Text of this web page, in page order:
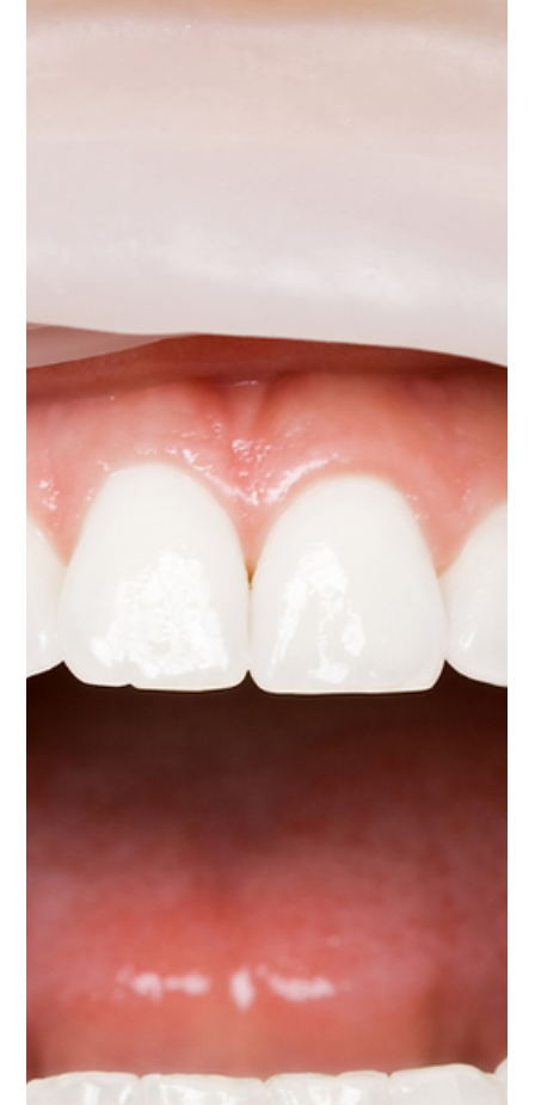
per la tua cura canalare. Ti capisco perfettamente: